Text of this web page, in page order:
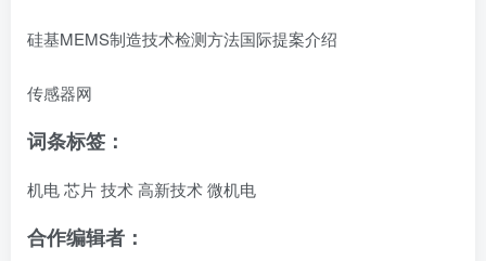
硅基MEMS制造技术检测方法国际提案介绍
传感器网
词条标签：
机电芯片技术高新技术微机电
合作编辑者：